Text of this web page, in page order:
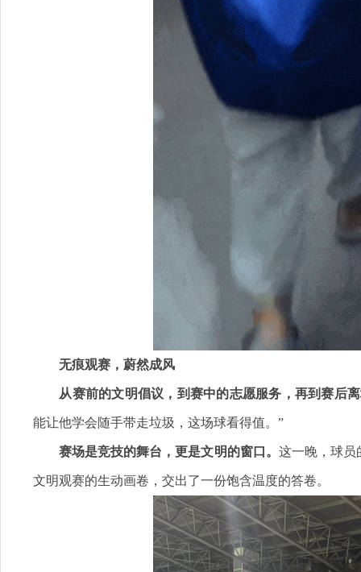
无痕观赛，蔚然成风
从赛前的文明倡议，到赛中的志愿服务，再到赛后
能让他学会随手带走垃圾，这场球看得值。”
赛场是竞技的舞台，更是文明的窗口。 这一晚，球员
文明观赛的生动画卷，交出了一份饱含温度的答卷。